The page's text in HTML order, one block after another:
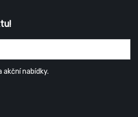
akční nabídky.